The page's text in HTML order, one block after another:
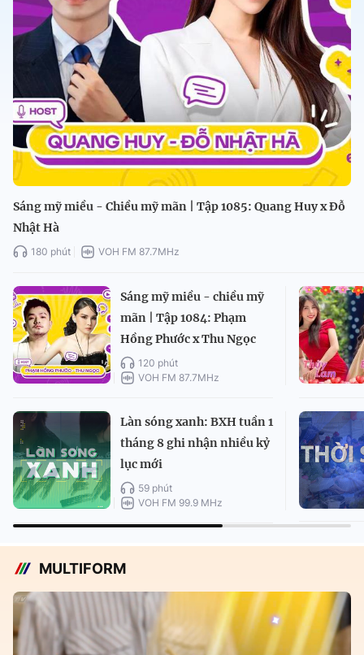
Sáng mỹ miều - Chiều mỹ mãn | Tập 1085: Quang Huy x Đỗ
Nhật Hà
180 phút VOH FM 87.7MHz
Sáng mỹ miều - chiều mỹ
mãn | Tập 1084: Phạm
Hồng Phước x Thu Ngọc
120 phút
VOH FM 87.7MHz
Làn sóng xanh: BXH tuần 1
tháng 8 ghi nhận nhiều kỷ
lục mới
59 phút
VOH FM 99.9 MHz
MULTIFORM